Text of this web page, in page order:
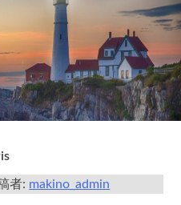
者: makino_admin